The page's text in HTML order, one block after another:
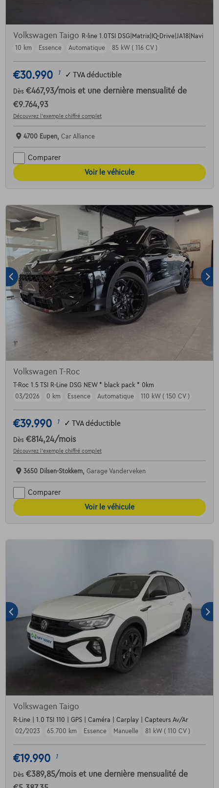
Volkswagen Taigo R-line 1.0TSI DSG|Matrix|IQ-Drive|JA18|Navi
10 km
Essence Automatique 85 kW ( 116 CV )
€30.990 1 ✓ TVA déductible
Dès €467,93/mois et une dernière mensualité de
€9.764,93
Découvrez l’exemple chiffré complet
4700 Eupen, Car Alliance
Comparer
Voir le véhicule
Volkswagen T-Roc
T-Roc 1.5 TSI R-Line DSG NEW * black pack * 0km
03/2026
0 km Essence Automatique 110 kW ( 150 CV )
€39.990 1 ✓ TVA déductible
Dès €814,24/mois
Découvrez l’exemple chiffré complet
3650 Dilsen-Stokkem, Garage Vanderveken
Comparer
Voir le véhicule
Volkswagen Taigo
R-Line | 1.0 TSI 110 | GPS | Caméra | Carplay | Capteurs Av/Ar
02/2023
65.700 km Essence Manuelle 81 kW ( 110 CV )
€19.990 1
Dès €389,85/mois et une dernière mensualité de